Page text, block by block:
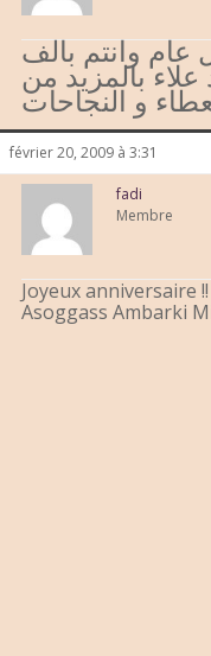
عام وانتم بالف
علاء بالمزيد من
و النجاحات
février 20, 2009 à 3:31
fadi
Membre
Joyeux anniversaire
Asoggass Ambarki